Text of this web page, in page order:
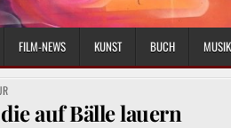
FILM-NEWS KUNST BUCH MUSIK
auf Bälle lauern